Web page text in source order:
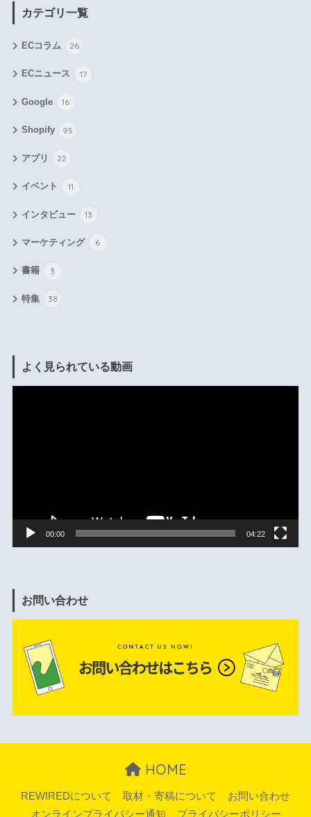
カテゴリ一覧
ECコラム 26
ECニュース 17
Google 16
Shopify 95
アプリ 22
イベント 11
インタビュー 13
マーケティング 6
書籍 3
特集 38
よく見られている動画
00:00 04:22
お問い合わせ
HOME
REWIREDについて 取材・寄稿について
お問い合わせ
オンラインプライバシー通知
プライバシーポリシー